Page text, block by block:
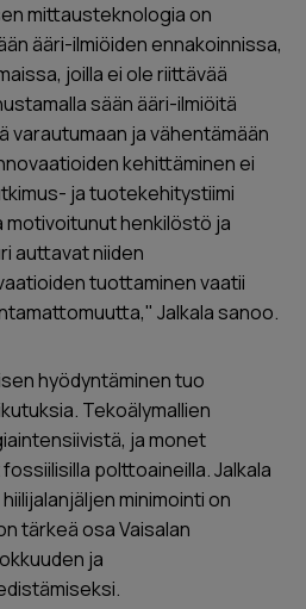
mittausteknologia on
ääri-ilmiöiden ennakoinnissa,
joilla ei ole riittävää
sään ääri-ilmiöitä
varautumaan ja vähentämään
kehittäminen ei
ja tuotekehitystiimi
henkilöstö ja
auttavat niiden
tuottaminen vaatii
Jalkala sanoo.
hyödyntäminen tuo
Tekoälymallien
ja monet
polttoaineilla. Jalkala
minimointi on
tärkeä osa Vaisalan
ja